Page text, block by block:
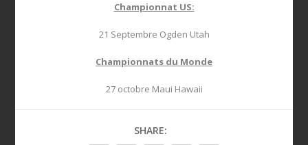
Championnat US:
21 Septembre Ogden Utah
Championnats du Monde
27 octobre Maui Hawaii
SHARE: